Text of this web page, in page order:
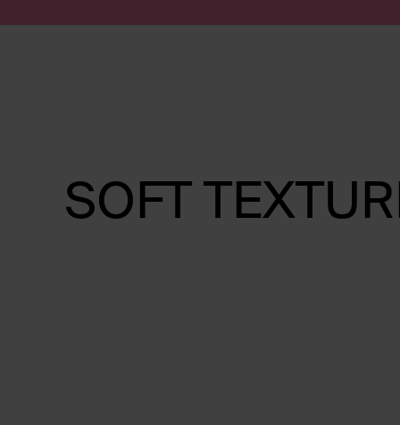
SOFT